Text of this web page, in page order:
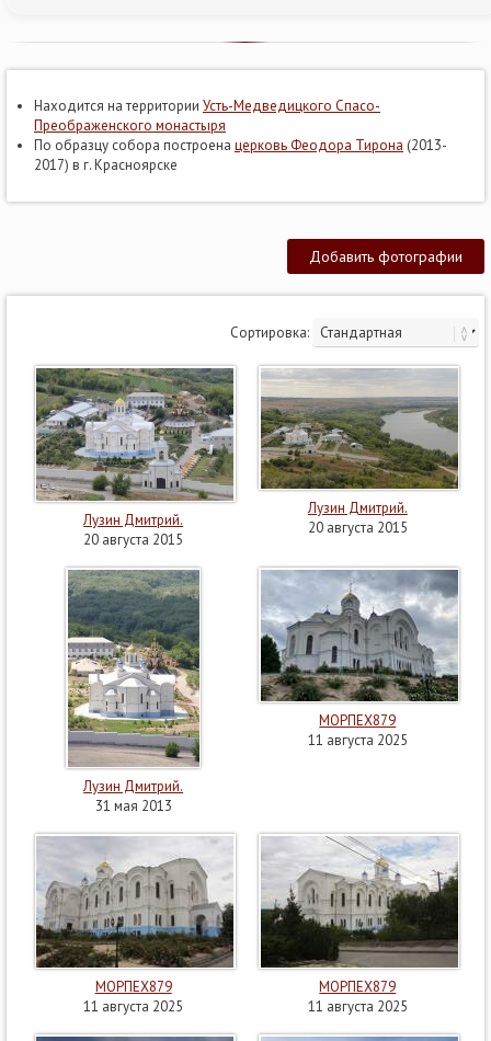
Находится на территории Усть-Медведицкого Спасо-
Преображенского монастыря
По образцу собора построена церковь Феодора Тирона (2013-
2017) в г. Красноярске
Добавить фотографии
Сортировка:
Лузин Дмитрий.
20 августа 2015
Лузин Дмитрий.
20 августа 2015
Лузин Дмитрий.
31 мая 2013
МОРПЕХ879
11 августа 2025
МОРПЕХ879
11 августа 2025
МОРПЕХ879
11 августа 2025